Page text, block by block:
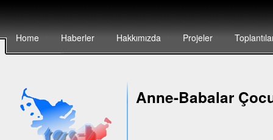
Home Haberler Hakkımızda Projeler
Anne-Babalar